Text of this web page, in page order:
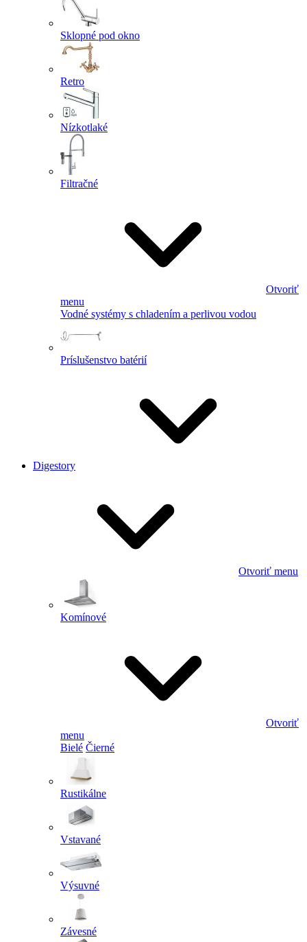
Sklopné pod okno
Retro
Nízkotlaké
Filtračné
Otvoriť
menu
Vodné systémy s chladením a perlivou vodou
Príslušenstvo batérií
Digestory
Otvoriť menu
Komínové
Otvoriť
menu
Bielé Čierné
Rustikálne
Vstavané
Výsuvné
Závesné